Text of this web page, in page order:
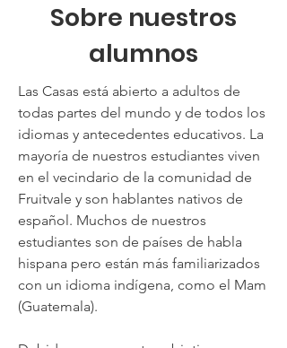
Sobre nuestros
alumnos
Las Casas está abierto a adultos de
todas partes del mundo y de todos los
idiomas y antecedentes educativos. La
mayoría de nuestros estudiantes viven
en el vecindario de la comunidad de
Fruitvale y son hablantes nativos de
español. Muchos de nuestros
estudiantes son de países de habla
hispana pero están más familiarizados
con un idioma indígena, como el Mam
(Guatemala).